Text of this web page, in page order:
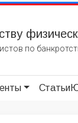
по
Статьи